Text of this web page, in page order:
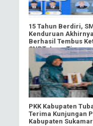
​15 Tahun Berdiri,
Kenduruan Akhirnya
Berhasil Tembus
SNBT Jawa Timur
PKK Kabupaten
Terima Kunjungan
Kabupaten